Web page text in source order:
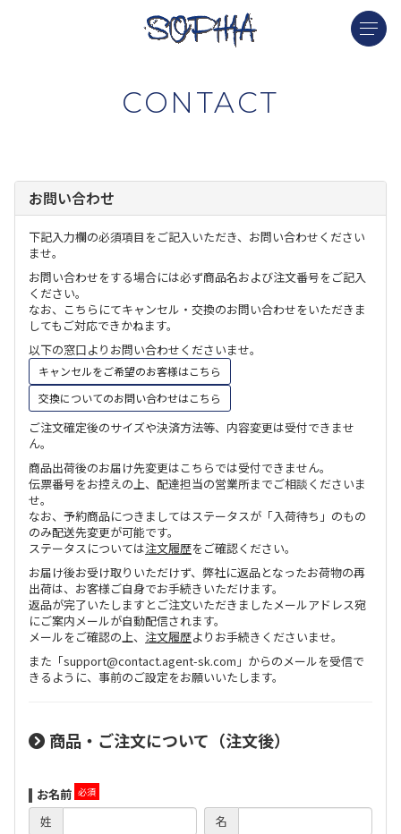
CONTACT
お問い合わせ
下記入力欄の必須項目をご記入いただき、お問い合わせください
ませ。
お問い合わせをする場合には必ず商品名および注文番号をご記入
ください。
なお、こちらにてキャンセル・交換のお問い合わせをいただきま
してもご対応できかねます。
以下の窓口よりお問い合わせくださいませ。
キャンセルをご希望のお客様はこちら
交換についてのお問い合わせはこちら
ご注文確定後のサイズや決済方法等、内容変更は受付できませ
ん。
商品出荷後のお届け先変更はこちらでは受付できません。
伝票番号をお控えの上、配達担当の営業所までご相談くださいま
せ。
なお、予約商品につきましてはステータスが「入荷待ち」のもの
のみ配送先変更が可能です。
ステータスについては注文履歴をご確認ください。
お届け後お受け取りいただけず、弊社に返品となったお荷物の再
出荷は、お客様ご自身でお手続きいただけます。
返品が完了いたしますとご注文いただきましたメールアドレス宛
にご案内メールが自動配信されます。
メールをご確認の上、 注文履歴よりお手続きくださいませ。
また「support@contact.agent-sk.com」からのメールを受信で
きるように、事前のご設定をお願いいたします。
商品・ご注文について（注文後）
お名前
姓
名